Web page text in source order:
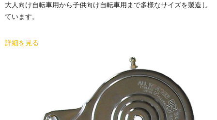
大人向け自転車用から子供向け自転車用まで多様なサイズを製造し
ています。
詳細を見る